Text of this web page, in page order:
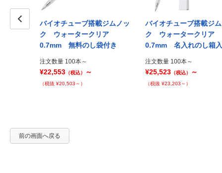
ムノッ
バイオチューブ搭載ジムノッ
ク ウォータークリア
0.7mm 無料のし袋付き
注文数量 100本～
¥22,553 （税込） ～
（税抜 ¥20,503～）
バイオチューブ搭載ジ
ク ウォータークリア
0.7mm 名入れのし箱
注文数量 100本～
¥25,523 （税込） ～
（税抜 ¥23,203～）
前の画面へ戻る